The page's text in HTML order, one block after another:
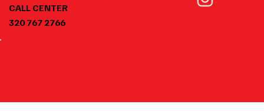
CALL CENTER
320 767 2766